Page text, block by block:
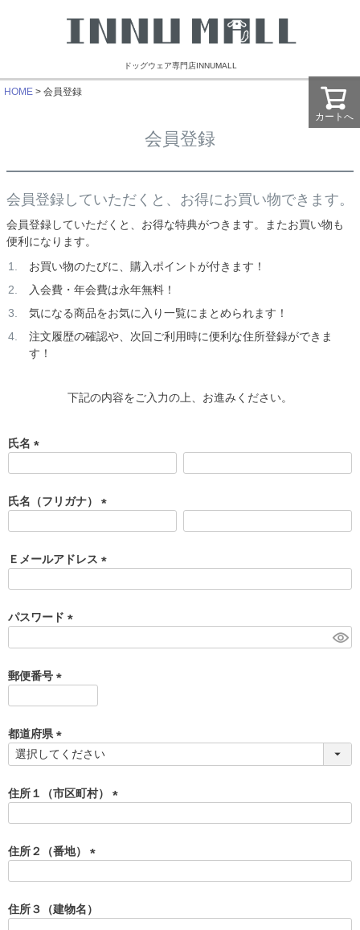
ドッグウェア専門店INNUMALL
HOME 会員登録
会員登録
会員登録していただくと、お得にお買い物できます。
会員登録していただくと、お得な特典がつきます。またお買い物も
便利になります。
お買い物のたびに、購入ポイントが付きます！
入会費・年会費は永年無料！
気になる商品をお気に入り一覧にまとめられます！
注文履歴の確認や、次回ご利用時に便利な住所登録ができま
す！
下記の内容をご入力の上、お進みください。
氏名
須
)
氏名（フリガナ）
須
)
Ｅメールアドレス
)
パスワード
)
郵便番号
須
)
都道府県
(
須
)
住所１（市区町村）
)
住所２（番地）
須
)
住所３（建物名）
カートへ